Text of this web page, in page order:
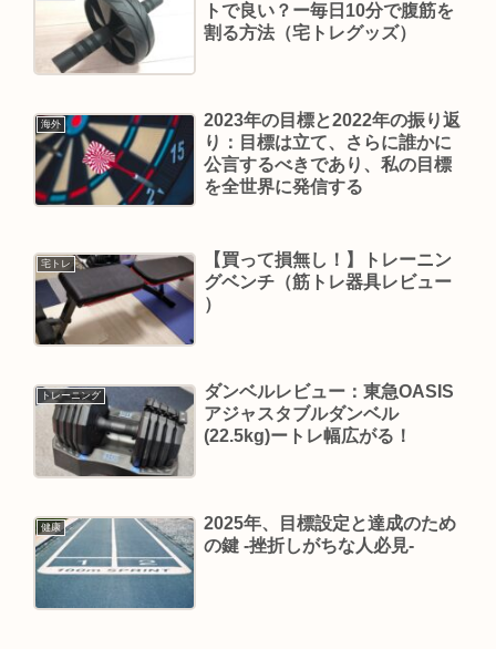
トで良い？ー毎日10分で腹筋を
割る方法（宅トレグッズ）
海外
2023年の目標と2022年の振り返
り：目標は立て、さらに誰かに
公言するべきであり、私の目標
を全世界に発信する
宅トレ
【買って損無し！】トレーニン
グベンチ（筋トレ器具レビュー
）
トレーニング
ダンベルレビュー：東急OASIS
アジャスタブルダンベル
(22.5kg)ートレ幅広がる！
健康
2025年、目標設定と達成のため
の鍵 -挫折しがちな人必見-